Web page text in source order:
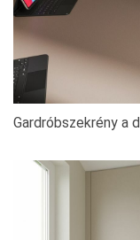
Gardróbszekrény a